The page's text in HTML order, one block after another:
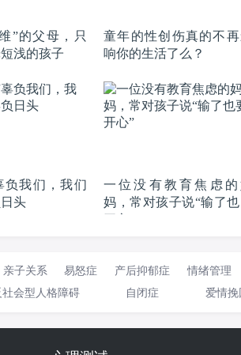
”的父母，只
浅的孩子
童年的性创伤真的不
响你的生活了么？
负我们，我们
头
一位没有教育焦虑的
妈，常对孩子说“输了
亲子关系 易怒症 产后抑郁症 情绪管理
社会型人格障碍 自闭症 爱情挽